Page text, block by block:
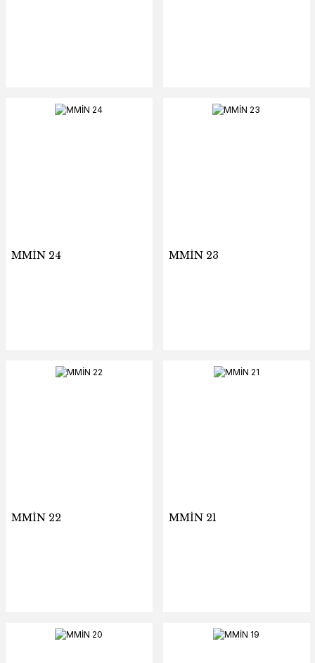
MMİN 24 MMİN 23
MMİN 22 MMİN 21